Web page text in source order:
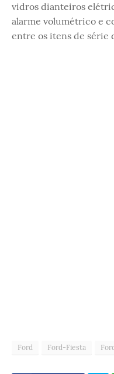
vidros dianteiros
alarme volumétrico e
entre os itens de série
Ford Ford-Fiesta